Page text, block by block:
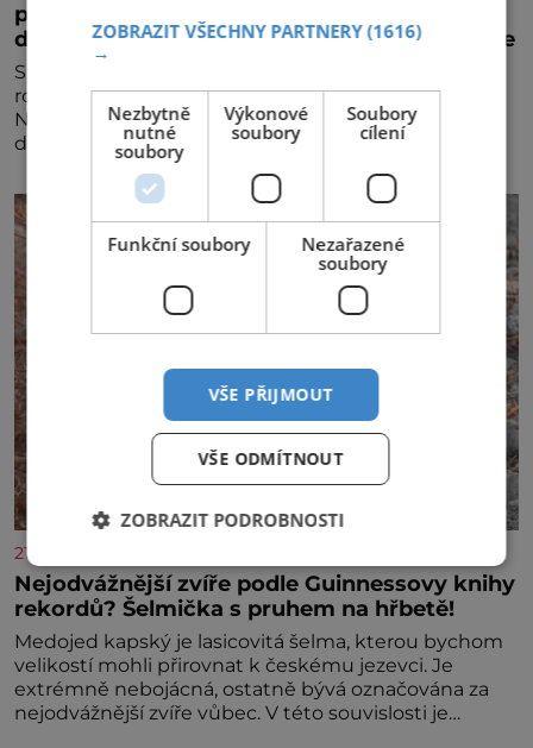
partnerství. Cestujícím nově zpřístupní
dalších devět destinací v jižní a střední Africe
Společnosti Emirates a South African Airways (SAA)
rozšiřují svou dlouholetou codesharovou spolupráci.
Nová reciproční dohoda zpřístupní cestujícím devět
dalších destinací v jižní a střední Africe a u
21stoleti.cz
Nejodvážnější zvíře podle Guinnessovy knihy
rekordů? Šelmička s pruhem na hřbetě!
Medojed kapský je lasicovitá šelma, kterou bychom
velikostí mohli přirovnat k českému jezevci. Je
extrémně nebojácná, ostatně bývá označována za
nejodvážnější zvíře vůbec. V této souvislosti je
ZOBRAZIT VŠECHNY PARTNERY(1616)
→
Nezbytně
nutné
soubory
Výkonové
soubory
Soubory
cílení
Funkční soubory
Nezařazené
soubory
VŠE PŘIJMOUT
VŠE ODMÍTNOUT
ZOBRAZIT PODROBNOSTI